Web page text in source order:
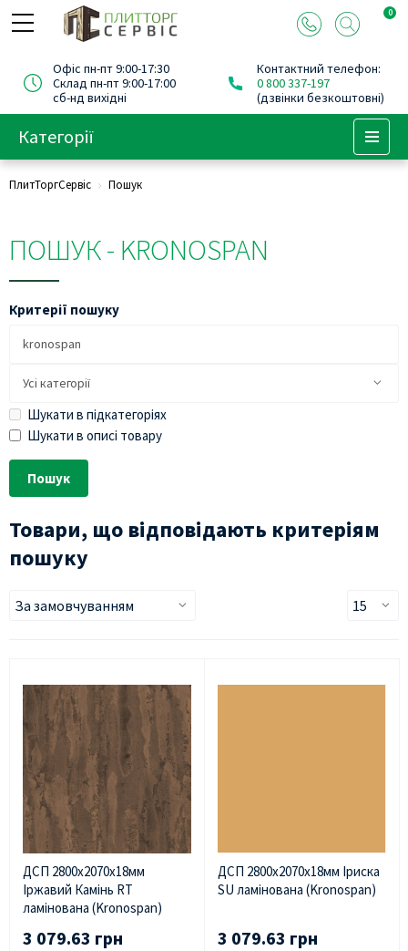
0
Офіс пн-пт 9:00-17:30
Склад пн-пт 9:00-17:00
сб-нд вихідні
Контактний телефон:
0 800 337-197
(дзвінки безкоштовні)
Категорії
ПлитТоргСервіс Пошук
ПОШУК - KRONOSPAN
Критерії пошуку
Шукати в підкатегоріях
Шукати в описі товару
Товари, що відповідають критеріям
пошуку
ДСП 2800х2070х18мм
Іржавий Камінь RT
ламінована (Kronospan)
3 079.63 грн
ДСП 2800х2070х18мм Іриcка
SU ламінована (Kronospan)
3 079.63 грн